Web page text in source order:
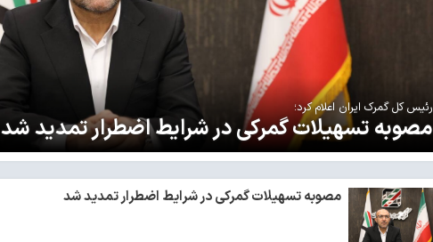
رئیس کل گمرک ایران اعلام کرد؛
مصوبه تسهیلات گمرکی در شرایط اضطرار تمدید شد
مصوبه تسهیلات گمرکی در شرایط اضطرار تمدید شد